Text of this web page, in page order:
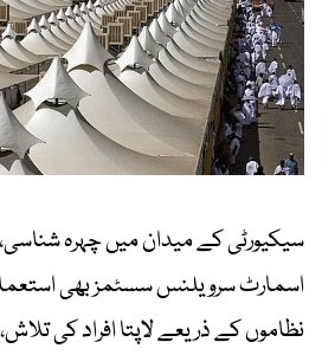
سیکیورٹی کے میدان میں چہرہ شناسی،
اسمارٹ سرویلنس سسٹمز بھی
نظاموں کے ذریعے لاپتا افراد کی